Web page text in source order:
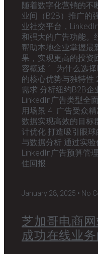
随着数字化营销的不
业间（B2B）推广的
业社交平台，
和强大的广告功能。
帮助本地企业掌握最
果，实现更高的投资
容概述 1. 为什么选
的核心优势与独特性
需求 分析纽约B2B企
LinkedIn广告类型全
用场景 4. 广告受众
数据实现高效的目标
计优化 打造吸引眼
与数据分析 通过实
LinkedIn广告预算管
佳回报
January 28, 2025 No
芝加哥电商
成功在线业